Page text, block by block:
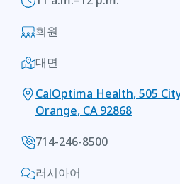
회원
대면
CalOptima Health, 505
Orange, CA 92868
714-246-8500
러시아어